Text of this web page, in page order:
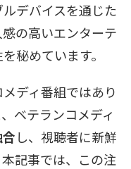
デバイスを通じた
の高いエンターテ
秘めています。
ディ番組ではあり
ベテランコメディ
し、視聴者に新鮮
記事では、この注